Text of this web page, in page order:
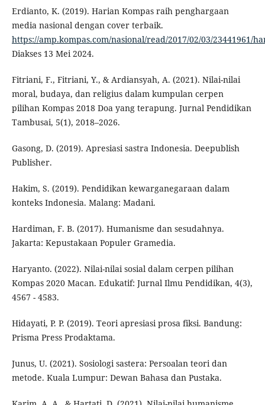
Erdianto, K. (2019). Harian Kompas raih penghargaan
media nasional dengan cover terbaik.
https://amp.kompas.com/nasional/read/2017/02/03/
Diakses 13 Mei 2024.
Fitriani, F., Fitriani, Y., & Ardiansyah, A. (2021). Nilai-nilai
moral, budaya, dan religius dalam kumpulan cerpen
pilihan Kompas 2018 Doa yang terapung. Jurnal Pendidikan
Tambusai, 5(1), 2018–2026.
Gasong, D. (2019). Apresiasi sastra Indonesia. Deepublish
Publisher.
Hakim, S. (2019). Pendidikan kewarganegaraan dalam
konteks Indonesia. Malang: Madani.
Hardiman, F. B. (2017). Humanisme dan sesudahnya.
Jakarta: Kepustakaan Populer Gramedia.
Haryanto. (2022). Nilai-nilai sosial dalam cerpen pilihan
Kompas 2020 Macan. Edukatif: Jurnal Ilmu Pendidikan, 4(3),
4567 - 4583.
Hidayati, P. P. (2019). Teori apresiasi prosa fiksi. Bandung:
Prisma Press Prodaktama.
Junus, U. (2021). Sosiologi sastera: Persoalan teori dan
metode. Kuala Lumpur: Dewan Bahasa dan Pustaka.